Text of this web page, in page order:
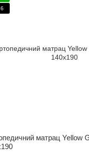
6
матрац Yellow